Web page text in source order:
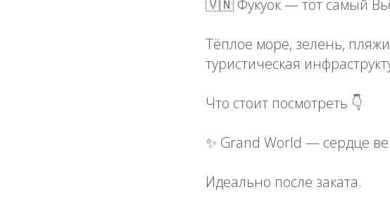
🇻🇳 Фукуок — тот самый
Тёплое море, зелень,
туристическая
Что стоит посмотреть 👇
✨ Grand World — сердце
Идеально после заката.